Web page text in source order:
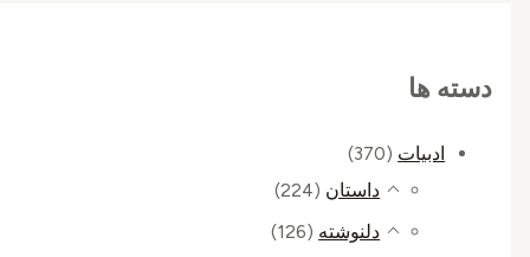
دسته ها
ادبیات (370)
داستان (224)
دلنوشته (126)